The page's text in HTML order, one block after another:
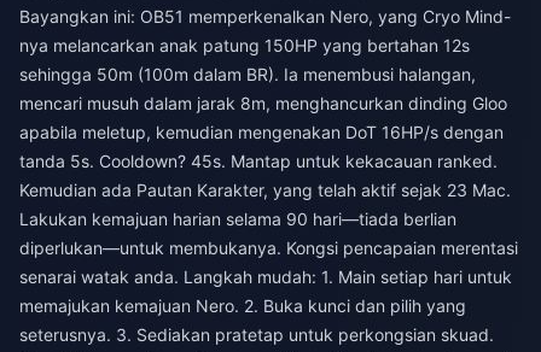
Bayangkan ini: OB51 memperkenalkan Nero, yang Cryo Mind-
nya melancarkan anak patung 150HP yang bertahan 12s
sehingga 50m (100m dalam BR). Ia menembusi halangan,
mencari musuh dalam jarak 8m, menghancurkan dinding Gloo
apabila meletup, kemudian mengenakan DoT 16HP/s dengan
tanda 5s. Cooldown? 45s. Mantap untuk kekacauan ranked.
Kemudian ada Pautan Karakter, yang telah aktif sejak 23 Mac.
Lakukan kemajuan harian selama 90 hari—tiada berlian
diperlukan—untuk membukanya. Kongsi pencapaian merentasi
senarai watak anda. Langkah mudah: 1. Main setiap hari untuk
memajukan kemajuan Nero. 2. Buka kunci dan pilih yang
seterusnya. 3. Sediakan pratetap untuk perkongsian skuad.